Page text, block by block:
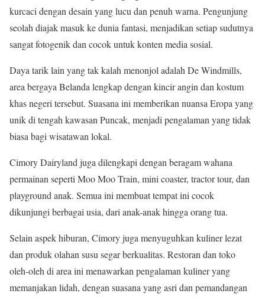
kurcaci dengan desain yang lucu dan penuh warna. Pengunjung
seolah diajak masuk ke dunia fantasi, menjadikan setiap sudutnya
sangat fotogenik dan cocok untuk konten media sosial.
Daya tarik lain yang tak kalah menonjol adalah De Windmills,
area bergaya Belanda lengkap dengan kincir angin dan kostum
khas negeri tersebut. Suasana ini memberikan nuansa Eropa yang
unik di tengah kawasan Puncak, menjadi pengalaman yang tidak
biasa bagi wisatawan lokal.
Cimory Dairyland juga dilengkapi dengan beragam wahana
permainan seperti Moo Moo Train, mini coaster, tractor tour, dan
playground anak. Semua ini membuat tempat ini cocok
dikunjungi berbagai usia, dari anak-anak hingga orang tua.
Selain aspek hiburan, Cimory juga menyuguhkan kuliner lezat
dan produk olahan susu segar berkualitas. Restoran dan toko
oleh-oleh di area ini menawarkan pengalaman kuliner yang
memanjakan lidah, dengan suasana yang asri dan pemandangan